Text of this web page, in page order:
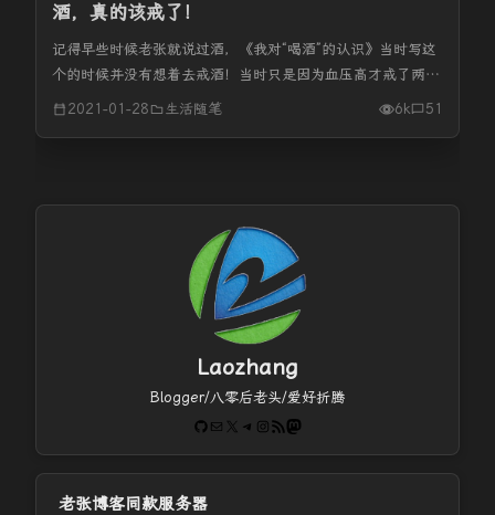
酒，真的该戒了！
记得早些时候老张就说过酒，《我对“喝酒”的认识》当时写这
个的时候并没有想着去戒酒！当时只是因为血压高才戒了两周
时间。 不夸张说，我年龄多大，”酒龄“就有多大。据我老爸说
2021-01-28 生活随笔 6k 51
Laozhang
Blogger/八零后老头/爱好折腾
GitHub
电子邮件 X Telegram
Instagram
RSS FeedMastodon
老张博客同款服务器